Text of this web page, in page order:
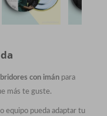
con imán para
más te guste.
equipo pueda adaptar tu